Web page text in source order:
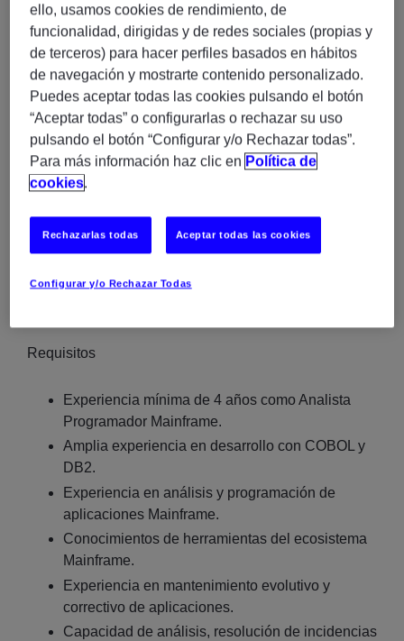
Resolución de incidencias y soporte sobre
aplicaciones en producción.
Realización de pruebas unitarias y apoyo en
pruebas integradas.
Elaboración y actualización de documentación
Colaboración con equipos multidisciplinares
dentro de un servicio AMS (Application
Management Services).
Interlocución con cliente para la toma de
requisitos y seguimiento de desarrollos (según
Requisitos
Experiencia mínima de 4 años como Analista
Programador Mainframe.
Amplia experiencia en desarrollo con COBOL y
DB2.
Experiencia en análisis y programación de
aplicaciones Mainframe.
Conocimientos de herramientas del ecosistema
Mainframe.
Experiencia en mantenimiento evolutivo y
correctivo de aplicaciones.
Capacidad de análisis, resolución de incidencias
ello, usamos cookies de rendimiento, de
funcionalidad, dirigidas y de redes sociales (propias y
de terceros) para hacer perfiles basados en hábitos
de navegación y mostrarte contenido personalizado.
Puedes aceptar todas las cookies pulsando el botón
“Aceptar todas” o configurarlas o rechazar su uso
pulsando el botón “Configurar y/o Rechazar todas”.
Para más información haz clic en Política de
cookies.
Configurar y/o Rechazar Todas
Rechazarlas todas Aceptar todas las cookies